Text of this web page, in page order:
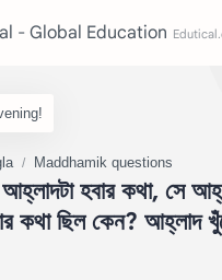
- Global Education
Maddhamik questions
হবার কথা, সে
কথা ছিল কেন? আহ্লাদ